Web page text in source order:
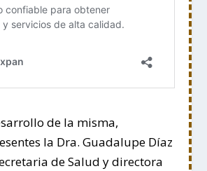
de la misma,
la Dra. Guadalupe Díaz
de Salud y directora